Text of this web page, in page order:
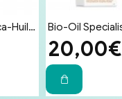
Uriage Bariederm Cica-Huil (Cica-Oil) 100ml - Έλαιο Επανόρθωσης Προσώπου & Σώματος για Ραγάδες & Ουλές
20,00€